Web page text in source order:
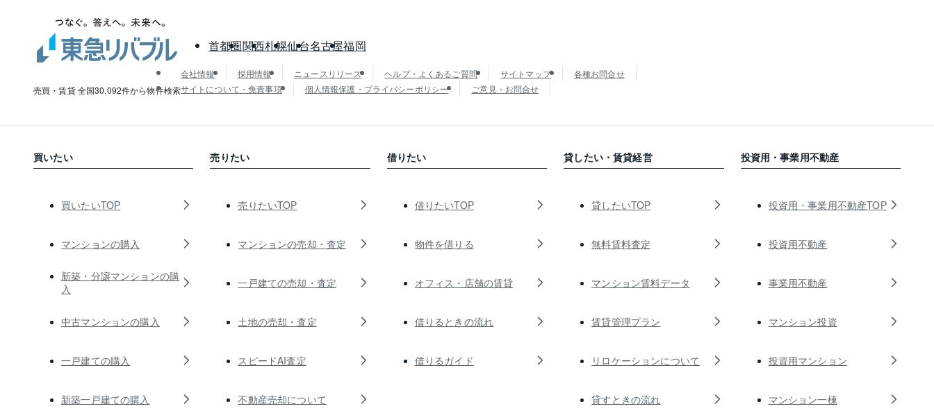
売買・賃貸 全国30,092件から物件検索
首都圏関西札幌仙台名古屋福岡
会社情報 採用情報 ニュースリリース ヘルプ・よくあるご質問 サイトマップ
各種お問合せ
サイトについて・免責事項
個人情報保護・プライバシーポリシー ご意見・お問合せ
買いたい
買いたいTOP
マンションの購入
新築・分譲マンションの購
入
中古マンションの購入
一戸建ての購入
新築一戸建ての購入
売りたい
売りたいTOP
マンションの売却・査定
一戸建ての売却・査定
土地の売却・査定
スピードAI査定
不動産売却について
借りたい
借りたいTOP
物件を借りる
オフィス・店舗の賃貸
借りるときの流れ
借りるガイド
貸したい・賃貸経営
貸したいTOP
無料賃料査定
マンション賃料データ
賃貸管理プラン
リロケーションについて
貸すときの流れ
投資用・事業用不動産
投資用・事業用不動産TOP
投資用不動産
事業用不動産
マンション投資
投資用マンション
マンション一棟